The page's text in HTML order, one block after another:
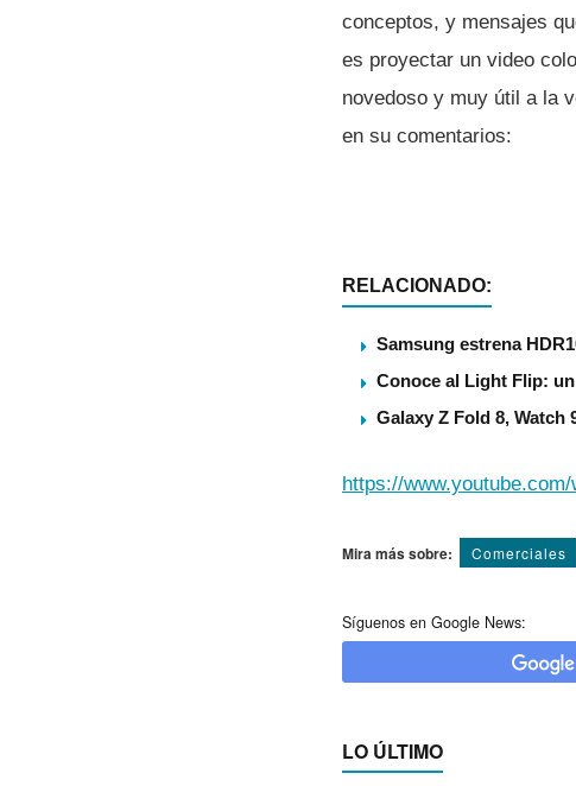
conceptos, y mensajes
es proyectar un video
novedoso y muy útil a la
en su comentarios:
RELACIONADO:
Samsung estrena
Conoce al Light Flip:
Galaxy Z Fold 8,
https://
Mira más sobre: Comerciales
Síguenos en Google News:
LO ÚLTIMO